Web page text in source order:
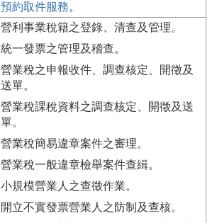
預約取件服務。
營利事業稅籍之登錄、清查及管理。
統一發票之管理及稽查。
營業稅之申報收件、調查核定、開徵及
送單。
營業稅課稅資料之調查核定、開徵及送
單。
營業稅簡易違章案件之審理。
營業稅一般違章檢舉案件查緝。
小規模營業人之查徵作業。
開立不實發票營業人之防制及查核。